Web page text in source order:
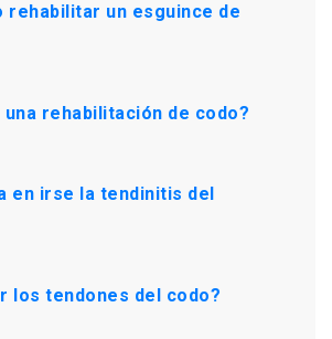
rehabilitar un esguince de
una rehabilitación de codo?
en irse la tendinitis del
los tendones del codo?